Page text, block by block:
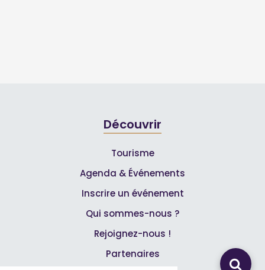
Découvrir
Tourisme
Agenda & Événements
Inscrire un événement
Qui sommes-nous ?
Rejoignez-nous !
Partenaires